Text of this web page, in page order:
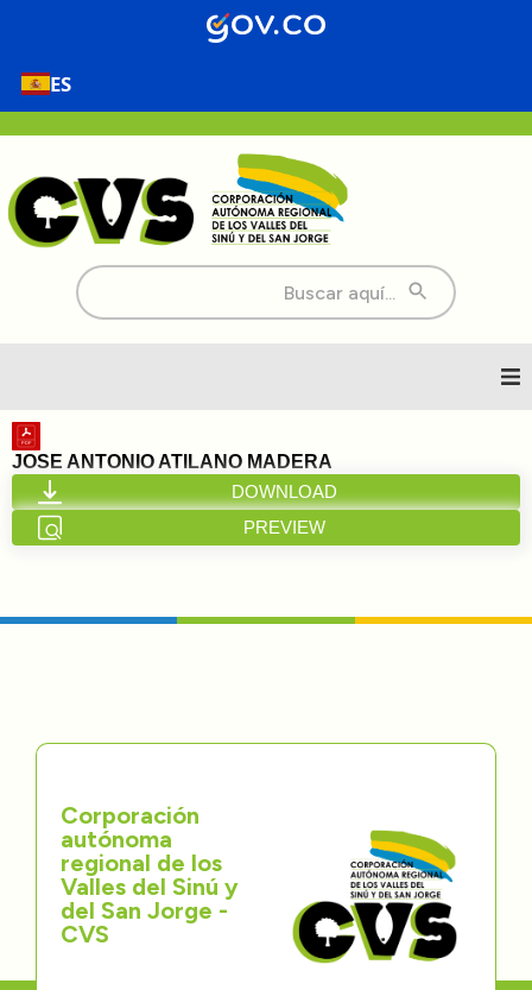
ES
Buscar:
Inicio
Nosotros
Transparencia
Participa
Trámites y Servicios
Contáctenos
JOSE ANTONIO ATILANO MADERA
DOWNLOAD
PREVIEW
Corporación
autónoma
regional de los
Valles del Sinú y
del San Jorge -
CVS